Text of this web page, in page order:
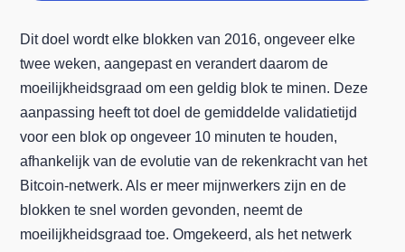
Dit doel wordt elke blokken van 2016, ongeveer elke
twee weken, aangepast en verandert daarom de
moeilijkheidsgraad om een geldig blok te minen. Deze
aanpassing heeft tot doel de gemiddelde validatietijd
voor een blok op ongeveer 10 minuten te houden,
afhankelijk van de evolutie van de rekenkracht van het
Bitcoin-netwerk. Als er meer mijnwerkers zijn en de
blokken te snel worden gevonden, neemt de
moeilijkheidsgraad toe. Omgekeerd, als het netwerk